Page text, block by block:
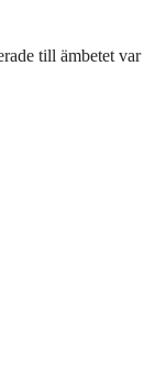
till ämbetet var